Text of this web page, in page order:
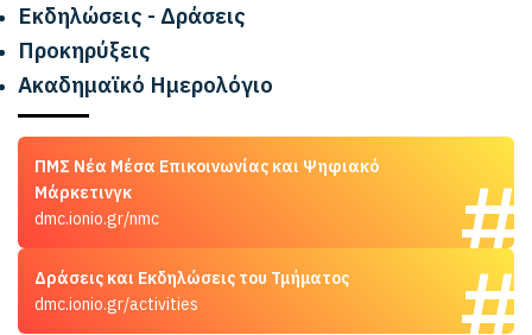
Εκδηλώσεις - Δράσεις
Προκηρύξεις
Ακαδημαϊκό Ημερολόγιο
ΠΜΣ Νέα Μέσα Επικοινωνίας και Ψηφιακό
Μάρκετινγκ
dmc.ionio.gr/nmc
Δράσεις και Εκδηλώσεις του Τμήματος
dmc.ionio.gr/activities